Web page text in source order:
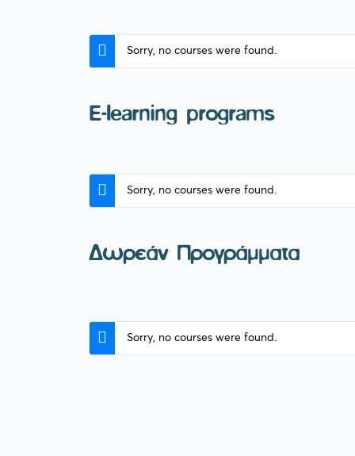
Sorry, no courses were found.
E-learning programs
Sorry, no courses were found.
Δωρεάν Προγράμματα
Sorry, no courses were found.